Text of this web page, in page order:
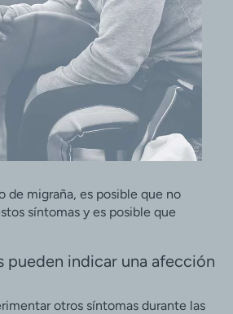
de migraña, es posible que no
síntomas y es posible que
pueden indicar una afección
otros síntomas durante las